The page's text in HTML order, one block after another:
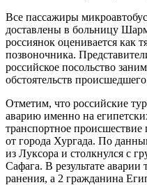
Все пассажиры
доставлены в больницу
россиянок оценивается как
позвоночника.
российское посольство
обстоятельств
Отметим, что российские
аварию именно на
транспортное происшествие
от города Хургада. По
из Луксора и столкнулся с
Сафага. В результате
ранения, а 2 гражданина